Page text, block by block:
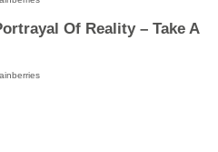
Of Reality – Take A